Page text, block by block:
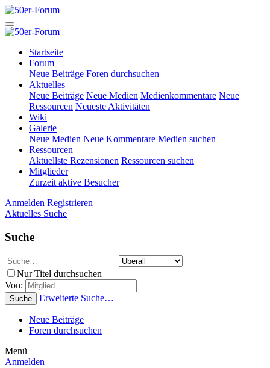
Startseite
Forum
Neue Beiträge Foren durchsuchen
Aktuelles
Neue Beiträge Neue Medien Medienkommentare Neue
Ressourcen Neueste Aktivitäten
Wiki
Galerie
Neue Medien Neue Kommentare Medien suchen
Ressourcen
Aktuellste Rezensionen Ressourcen suchen
Mitglieder
Zurzeit aktive Besucher
Anmelden Registrieren
Aktuelles Suche
Suche
Nur Titel durchsuchen
Von:
Suche Erweiterte Suche…
Neue Beiträge
Foren durchsuchen
Menü
Anmelden